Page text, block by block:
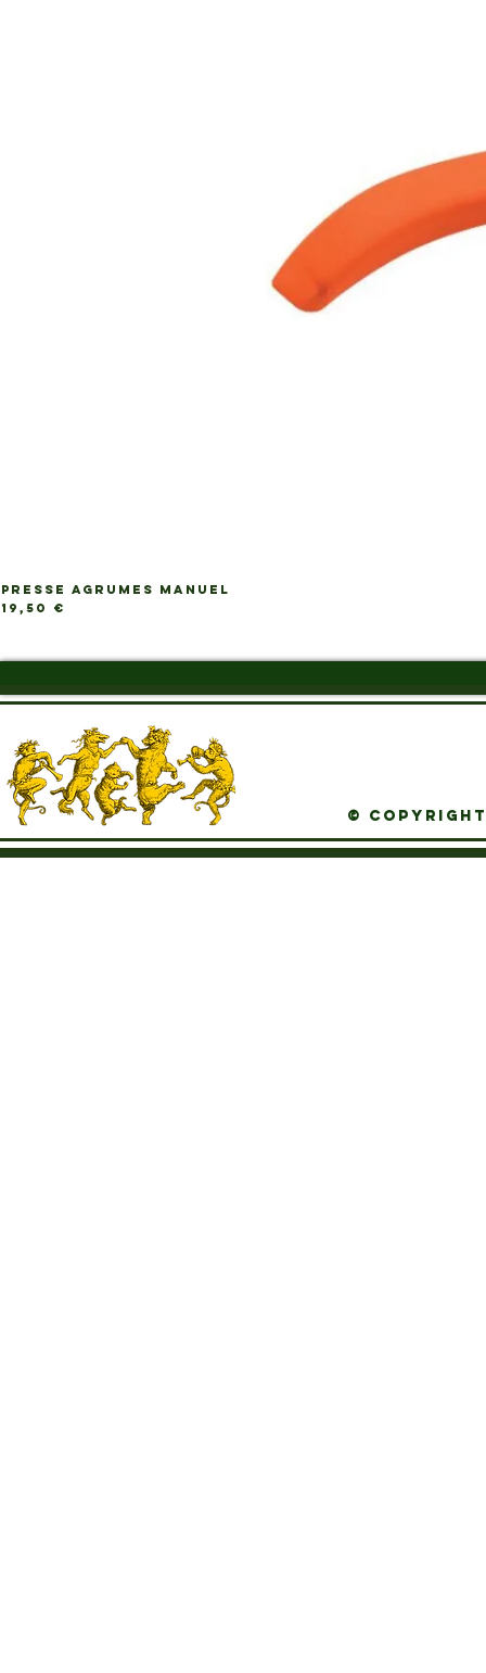
PRESSE AGRUMES MANUEL
Prix
19,50 €
© Copyright